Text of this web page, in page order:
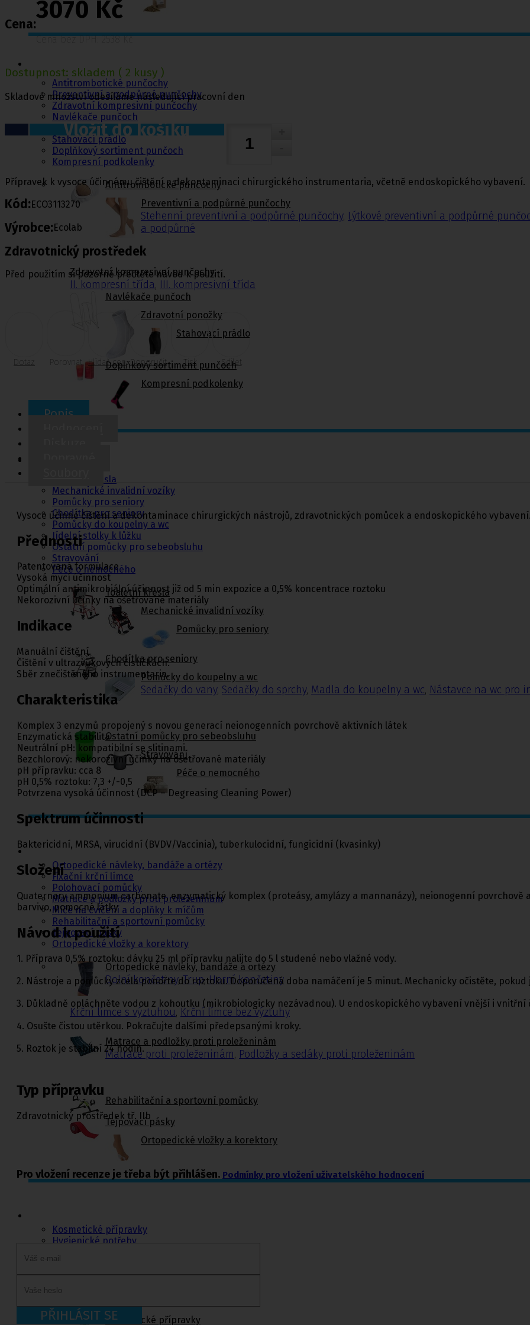
Antitrombotické punčochy
Preventivní a podpůrné punčochy
Zdravotní kompresivní punčochy
Navlékače punčoch
Zdravotní ponožky
Stahovací prádlo
Doplňkový sortiment punčoch
Kompresní podkolenky
Antitrombotické punčochy
Preventivní a podpůrné punčochy
Stehenní preventivní a podpůrné punčochy, Lýtkové preventivní a podpůrné
a podpůrné
Zdravotní kompresivní punčochy
II. kompresní třída, III. kompresivní třída
Navlékače punčoch
Zdravotní ponožky
Stahovací prádlo
Doplňkový sortiment punčoch
Kompresní podkolenky
Toaletní křesla
Mechanické invalidní vozíky
Pomůcky pro seniory
Chodítka pro seniory
Pomůcky do koupelny a wc
Jídelní stolky k lůžku
Ostatní pomůcky pro sebeobsluhu
Stravování
Péče o nemocného
Toaletní křesla
Mechanické invalidní vozíky
Pomůcky pro seniory
Chodítka pro seniory
Pomůcky do koupelny a wc
Sedačky do vany, Sedačky do sprchy, Madla do koupelny a wc, Nástavce na wc pro
Ostatní pomůcky pro sebeobsluhu
Stravování
Péče o nemocného
rehabilitace a
sport
Ortopedické návleky, bandáže a ortézy
Fixační krční límce
Polohovací pomůcky
Matrace a podložky proti proleženinám
Míče na cvičení a doplňky k míčům
Rehabilitační a sportovní pomůcky
Tejpovací pásky
Ortopedické vložky a korektory
Ortopedické návleky, bandáže a ortézy
Dolní končetiny,Trup,Horní končetiny
Krční límce s výztuhou, Krční límce bez výztuhy
Matrace a podložky proti proleženinám
Matrace proti proleženinám, Podložky a sedáky proti proleženinám
Rehabilitační a sportovní pomůcky
Tejpovací pásky
Ortopedické vložky a korektory
Kosmetické přípravky
Hygienické potřeby
Hygienické systémy
Kosmetické a pedikérské nástroje
Dětské pleny
Úklidové prostředky pro domácnost
Kosmetické přípravky
Cena:
3070 Kč
Cena bez DPH: 2538 Kč
Dostupnost: skladem ( 2 kusy )
Skladové množství odesíláme následující pracovní den
Vložit do košíku
Přípravek k vysoce účinnému čištění a dekontaminaci chirurgického instrumentaria, včetně endoskopického vybavení.
Kód:ECO3113270
Výrobce:Ecolab
Zdravotnický prostředek
Před použitím si pozorně přečtěte návod k použití.
Dotaz Porovnat Hlídač cen Doporučit Tisk Sdílet
Popis
Vysoce účinné čištění a dekontaminace chirurgických nástrojů, zdravotnických pomůcek a endoskopického
Přednosti
Patentovaná formulace
Vysoká mycí účinnost
Optimální antimikrobiální účinnost již od 5 min expozice a 0,5% koncentrace roztoku
Nekorozivní účinky na ošetřované materiály
Indikace
Manuální čištění.
Čištění v ultrazvukových čističkách.
Sběr znečištěného instrumentaria.
Charakteristika
Komplex 3 enzymů propojený s novou generací neionogenních povrchově aktivních látek
Enzymatická stabilita
Neutrální pH: kompatibilní se slitinami
Bezchlorový: nekorozivní účinky na ošetřované materiály
pH přípravku: cca 8
pH 0,5% roztoku: 7,3 +/-0,5
Potvrzena vysoká účinnost (DCP – Degreasing Cleaning Power)
Spektrum účinnosti
Baktericidní, MRSA, virucidní (BVDV/Vaccinia), tuberkulocidní, fungicidní (kvasinky)
Složení
Quaternary ammonium carbonate, enzymatický komplex (proteásy, amylázy a mannanázy), neionogenní
barvivo, pomocné látky
Návod k použití
1. Příprava 0,5% roztoku: dávku 25 ml přípravku nalijte do 5 l studené nebo vlažné vody.
2. Nástroje a pomůcky zcela ponořte do roztoku. Doporučená doba namáčení je 5 minut. Mechanicky očistěte,
3. Důkladně opláchněte vodou z kohoutku (mikrobiologicky nezávadnou). U endoskopického vybavení vnější i vnitřní
4. Osušte čistou utěrkou. Pokračujte dalšími předepsanými kroky.
5. Roztok je stabilní 24 hodin.
Typ přípravku
Zdravotnický prostředek tř. IIb
Pro vložení recenze je třeba být přihlášen. Podmínky pro vložení uživatelského hodnocení
PŘIHLÁSIT SE